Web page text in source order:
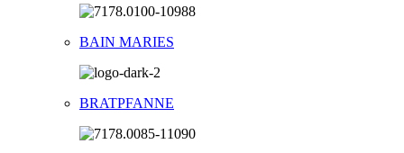
BAIN MARIES
BRATPFANNE